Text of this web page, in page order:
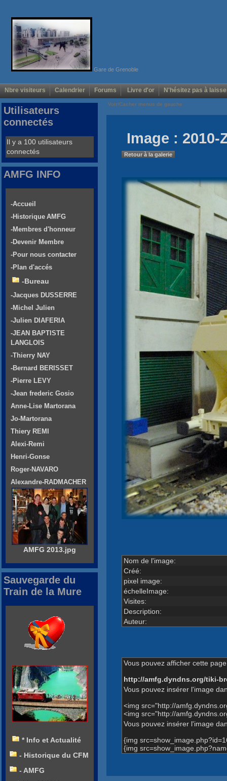
Gare de Grenoble
Nbre visiteurs Calendrier Forums Livre d'or N'hésitez pas à
Voir/Cacher menus de gauche
Image : 2010-
Retour à la galerie
Nom de l'image:
Créé:
pixel image:
échelleImage:
Visites:
Description:
Auteur:
Vous pouvez afficher cette
http://amfg.dyndns.org/tiki-
Vous pouvez insérer l'image
<img src="http://
<img src="http://
Vous pouvez insérer l'image
{img
{img
Utilisateurs
connectés
Il y a 100 utilisateurs
connectés
AMFG INFO
-Accueil
-Historique AMFG
-Membres d'honneur
-Devenir Membre
-Pour nous contacter
-Plan d'accés
-Bureau
-Jacques DUSSERRE
-Michel Julien
-Julien DIAFERIA
-JEAN BAPTISTE
LANGLOIS
-Thierry NAY
-Bernard BERISSET
-Pierre LEVY
-Jean frederic Gosio
Anne-Lise Martorana
Jo-Martorana
Thiery REMI
Alexi-Remi
Henri-Gonse
Roger-NAVARO
Alexandre-RADMACHER
AMFG 2013.jpg
Sauvegarde du
Train de la Mure
* Info et Actualité
- Historique du CFM
- AMFG